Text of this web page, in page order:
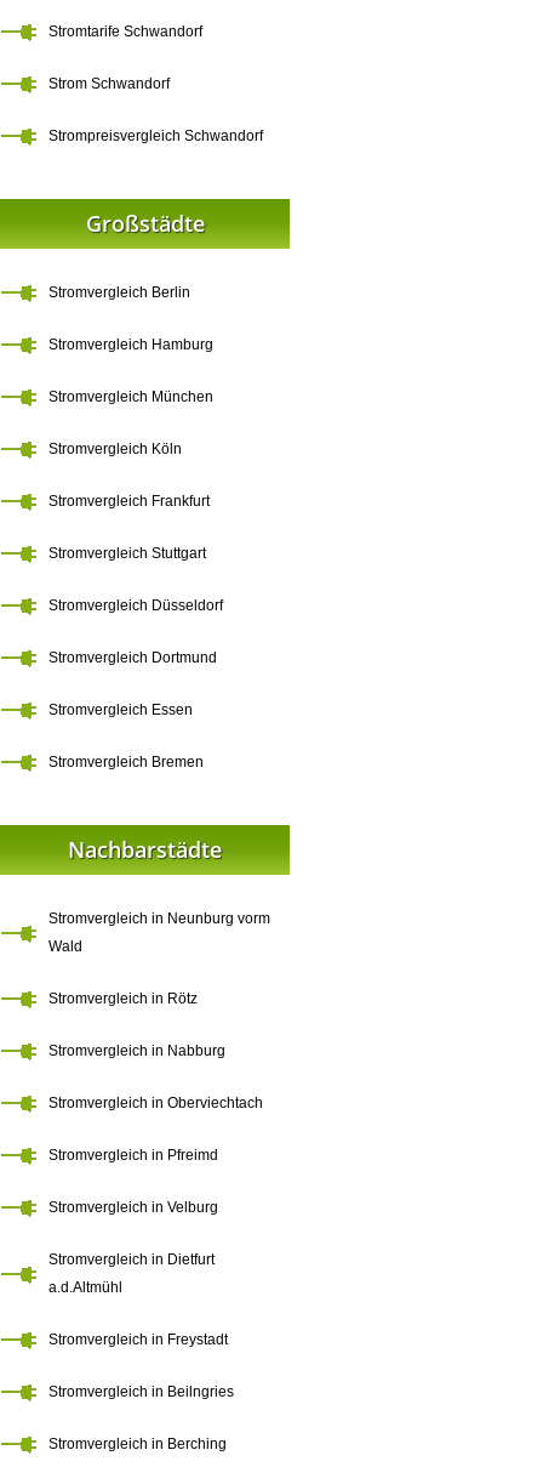
Stromtarife Schwandorf
Strom Schwandorf
Strompreisvergleich Schwandorf
Großstädte
Stromvergleich Berlin
Stromvergleich Hamburg
Stromvergleich München
Stromvergleich Köln
Stromvergleich Frankfurt
Stromvergleich Stuttgart
Stromvergleich Düsseldorf
Stromvergleich Dortmund
Stromvergleich Essen
Stromvergleich Bremen
Nachbarstädte
Stromvergleich in Neunburg vorm
Wald
Stromvergleich in Rötz
Stromvergleich in Nabburg
Stromvergleich in Oberviechtach
Stromvergleich in Pfreimd
Stromvergleich in Velburg
Stromvergleich in Dietfurt
a.d.Altmühl
Stromvergleich in Freystadt
Stromvergleich in Beilngries
Stromvergleich in Berching